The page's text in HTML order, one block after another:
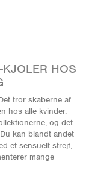
KJOLER HOS
tror skaberne af
hos alle kvinder.
og det
kan blandt andet
et sensuelt strejf,
mange